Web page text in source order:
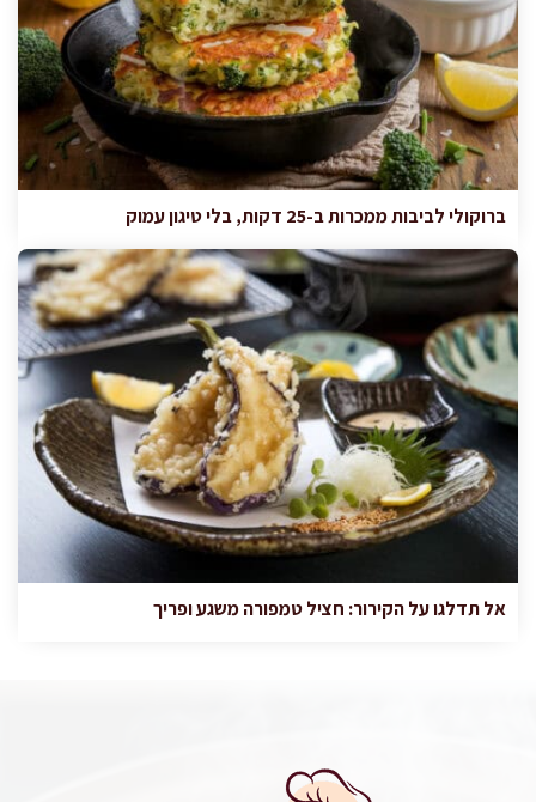
ברוקולי לביבות ממכרות ב-25 דקות, בלי טיגון עמוק
אל תדלגו על הקירור: חציל טמפורה משגע ופריך